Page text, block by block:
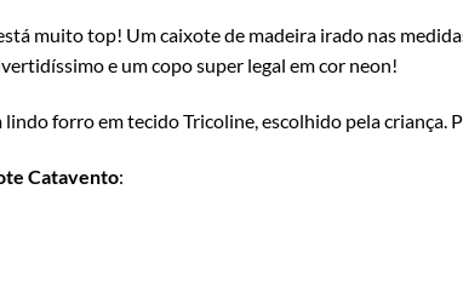
muito top! Um caixote de madeira irado nas
e um copo super legal em cor neon!
forro em tecido Tricoline, escolhido pela criança.
Catavento: